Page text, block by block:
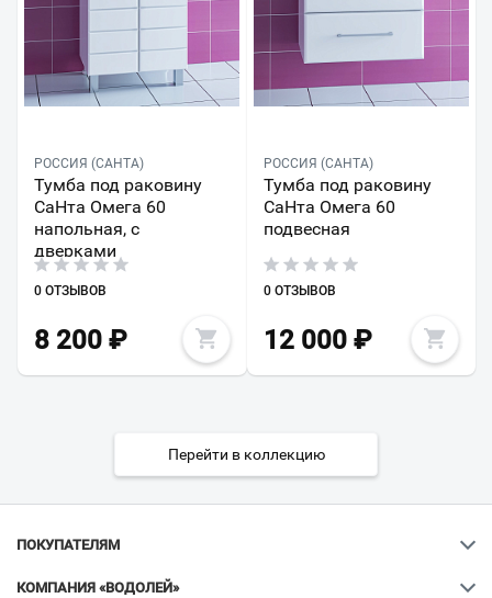
РОССИЯ (САНТА)
Тумба под раковину
СаНта Омега 60
напольная, с
дверками
0 ОТЗЫВОВ
8 200 ₽
РОССИЯ (САНТА)
Тумба под раковину
СаНта Омега 60
подвесная
0 ОТЗЫВОВ
12 000₽
Перейти в коллекцию
ПОКУПАТЕЛЯМ
КОМПАНИЯ «ВОДОЛЕЙ»